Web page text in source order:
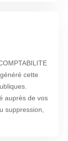
cette
auprès de vos
suppression,